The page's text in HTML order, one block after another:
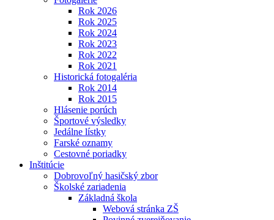
Rok 2026
Rok 2025
Rok 2024
Rok 2023
Rok 2022
Rok 2021
Historická fotogaléria
Rok 2014
Rok 2015
Hlásenie porúch
Športové výsledky
Jedálne lístky
Farské oznamy
Cestovné poriadky
Inštitúcie
Dobrovoľný hasičský zbor
Školské zariadenia
Základná škola
Webová stránka ZŠ